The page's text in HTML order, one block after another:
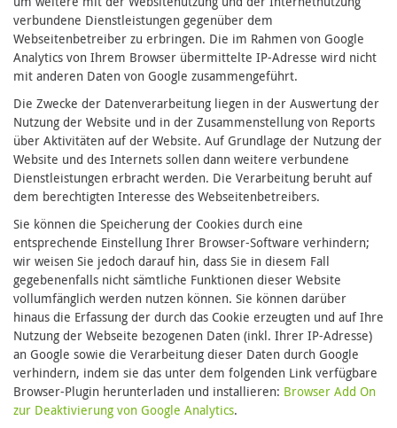
verbundene Dienstleistungen gegenüber dem
Webseitenbetreiber zu erbringen. Die im Rahmen von Google
Analytics von Ihrem Browser übermittelte IP-Adresse wird nicht
mit anderen Daten von Google zusammengeführt.
Die Zwecke der Datenverarbeitung liegen in der Auswertung der
Nutzung der Website und in der Zusammenstellung von Reports
über Aktivitäten auf der Website. Auf Grundlage der Nutzung der
Website und des Internets sollen dann weitere verbundene
Dienstleistungen erbracht werden. Die Verarbeitung beruht auf
dem berechtigten Interesse des Webseitenbetreibers.
Sie können die Speicherung der Cookies durch eine
entsprechende Einstellung Ihrer Browser-Software verhindern;
wir weisen Sie jedoch darauf hin, dass Sie in diesem Fall
gegebenenfalls nicht sämtliche Funktionen dieser Website
vollumfänglich werden nutzen können. Sie können darüber
hinaus die Erfassung der durch das Cookie erzeugten und auf Ihre
Nutzung der Webseite bezogenen Daten (inkl. Ihrer IP-Adresse)
an Google sowie die Verarbeitung dieser Daten durch Google
verhindern, indem sie das unter dem folgenden Link verfügbare
Browser-Plugin herunterladen und installieren: Browser Add On
zur Deaktivierung von Google Analytics.